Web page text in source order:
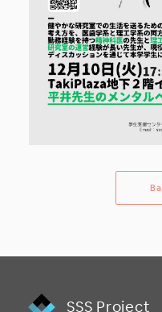
Ba
SSS Project